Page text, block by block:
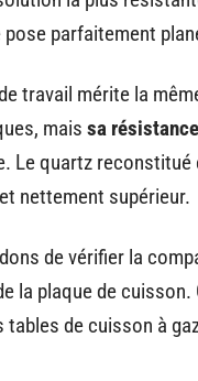
pose parfaitement
travail mérite la
mais sa
Le quartz
nettement supérieur.
de vérifier la
la plaque de
de cuisson à